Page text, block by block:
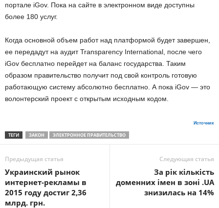
портале iGov. Пока на сайте в электронном виде доступны
более 180 услуг.
Когда основной объем работ над платформой будет завершен,
ее передадут на аудит Transparency International, после чего
iGov бесплатно перейдет на баланс государства. Таким
образом правительство получит под свой контроль готовую
работающую систему абсолютно бесплатно. А пока iGov — это
волонтерский проект с открытым исходным кодом.
Источник
ТЕГИ ЗАКОН ЭЛЕКТРОННОЕ ПРАВИТЕЛЬСТВО
Предыдущая статья
Украинский рынок
интернет-рекламы в
2015 году достиг 2,36
млрд. грн.
Следующая статья
За рік кількість
доменних імен в зоні .UA
знизилась на 14%